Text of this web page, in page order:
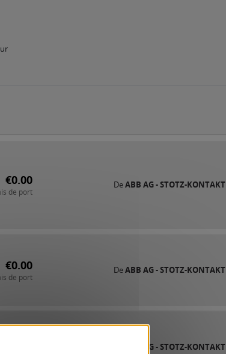
€0.00
de port
DeABB AG - STOTZ-KONTAKT
€0.00
de port
DeABB AG - STOTZ-KONTAKT
ABB AG - STOTZ-KONTAKT